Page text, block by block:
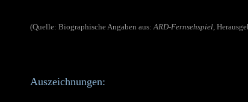
(Quelle: Biographische Angaben aus:ARD-Fernsehspiel,
Auszeichnungen: